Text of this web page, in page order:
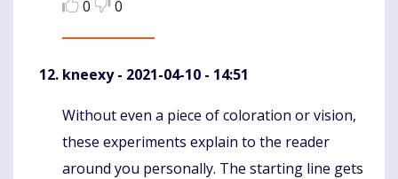
0
0
kneexy- 2021-04-10 - 14:51
Komentaras
Without even a piece of coloration or vision,
these experiments explain to the reader
around you personally. The starting line gets